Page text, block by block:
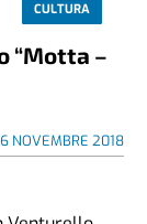
CULTURA
“Motta –
NOVEMBRE 2018